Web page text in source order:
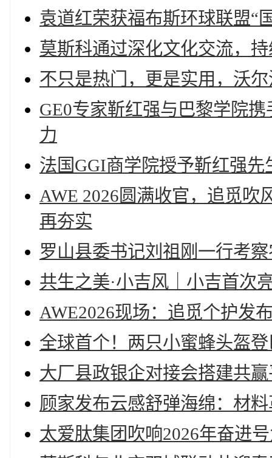
袁道红荣获福布斯环球联盟“
莫斯科通过深化文化交流，
不只是热门，更是实用，沃
GE0专家靳红强与巴黎学院
力
法国GGI商学院授予靳红强
AWE 2026圆满收官，追觅
再夯实
罗山县委书记刘祖刚一行考
共生之美·小吉风｜小吉首次
AWE2026现场：追觅个护发
全球首个！两只小蜜蜂头盔
大厂县政银企对接会搭建共
顾家发布云感舒弹海绵：材
太爱肽集团吹响2026年奋进